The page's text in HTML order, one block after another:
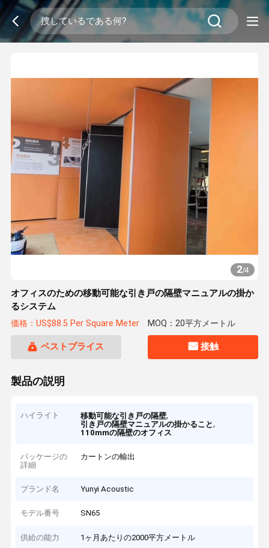
2/4
オフィスのための移動可能な引き戸の隔壁マニュアルの掛か
るシステム
価格：US$88.5 Per Square Meter MOQ：20平方メートル
ベストプライス 接触
製品の説明
ハイライト 移動可能な引き戸の隔壁,
引き戸の隔壁マニュアルの掛かること,
110mmの隔壁のオフィス
パッケージの
詳細
カートンの輸出
ブランド名 Yunyi Acoustic
モデル番号 SN65
供給の能力 1ヶ月あたりの2000平方メートル